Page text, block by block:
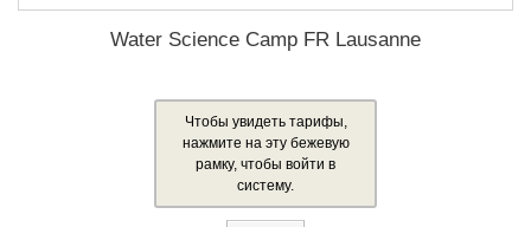
Water Science Camp FR Lausanne
Чтобы увидеть тарифы,
нажмите на эту бежевую
рамку, чтобы войти в
систему.